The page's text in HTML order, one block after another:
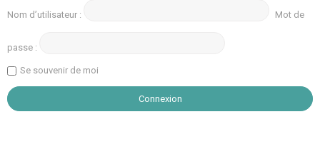
Nom d’utilisateur : Mot de
passe :
Se souvenir de moi